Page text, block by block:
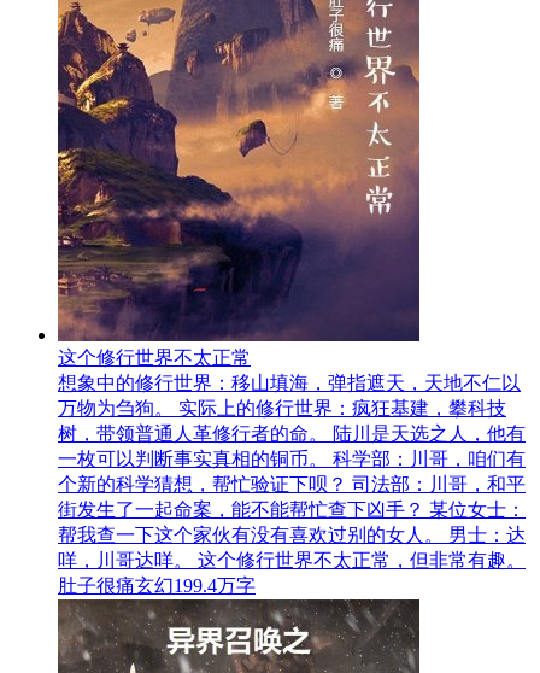
这个修行世界不太正常
想象中的修行世界：移山填海，弹指遮天，天地不仁以
万物为刍狗。 实际上的修行世界：疯狂基建，攀科技
树，带领普通人革修行者的命。 陆川是天选之人，他有
一枚可以判断事实真相的铜币。 科学部：川哥，咱们有
个新的科学猜想，帮忙验证下呗？ 司法部：川哥，和平
街发生了一起命案，能不能帮忙查下凶手？ 某位女士：
帮我查一下这个家伙有没有喜欢过别的女人。 男士：达
咩，川哥达咩。 这个修行世界不太正常，但非常有趣。
肚子很痛玄幻199.4万字